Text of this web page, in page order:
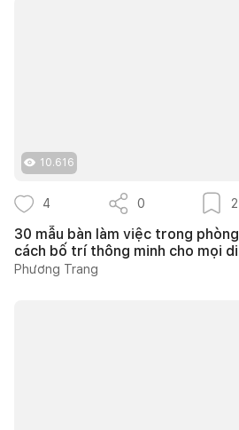
10.616
4 0 2
30 mẫu bàn làm việc trong
cách bố trí thông minh cho mọi
Phương Trang